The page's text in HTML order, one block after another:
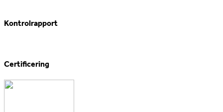
Kontrolrapport
Certificering